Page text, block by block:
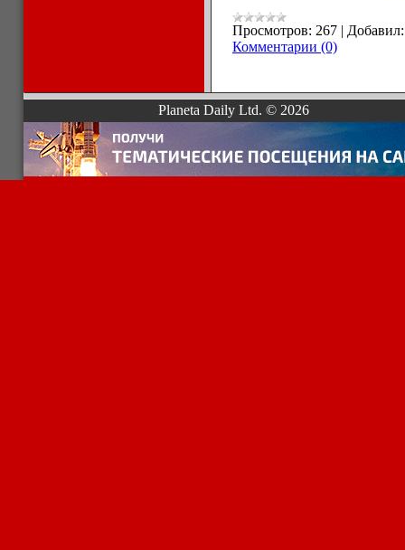
Просмотров: 267 | Добавил:
Комментарии (0)
Planeta Daily Ltd. © 2026